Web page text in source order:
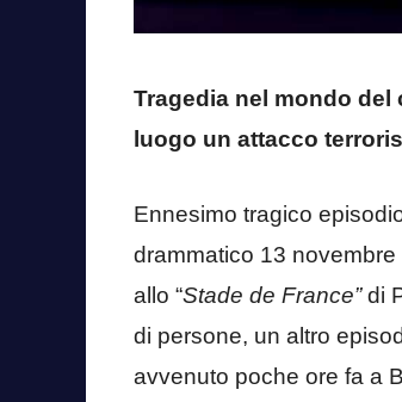
Tragedia nel mondo del
luogo un attacco
Ennesimo tragico
drammatico 13
allo “Stade de France”di
di persone, un altro
avvenuto poche ore fa a